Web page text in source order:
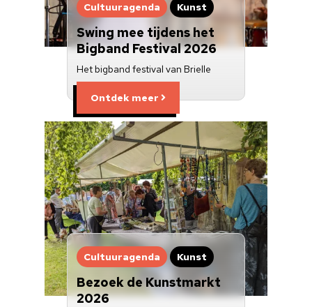
Cultuuragenda Kunst
Swing mee tijdens het
Bigband Festival 2026
Het bigband festival van Brielle
Ontdek meer
Cultuuragenda Kunst
Bezoek de Kunstmarkt
2026